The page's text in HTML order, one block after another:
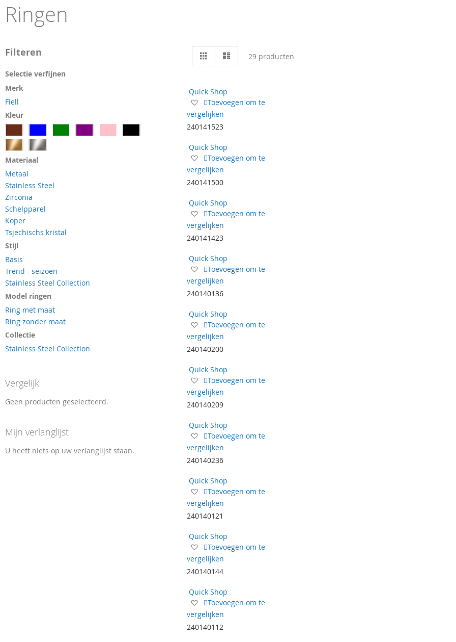
Ringen
Tonen
als
Foto-
tabel 29 producten
Quick Shop
Voeg
toe
aan
verlanglijst
Toevoegen om te
vergelijken
240141523
Quick Shop
Voeg
toe
aan
verlanglijst
Toevoegen om te
vergelijken
240141500
Quick Shop
Voeg
toe
aan
verlanglijst
Toevoegen om te
vergelijken
240141423
Quick Shop
Voeg
toe
aan
verlanglijst
Toevoegen om te
vergelijken
240140136
Quick Shop
Voeg
toe
aan
verlanglijst
Toevoegen om te
vergelijken
240140200
Quick Shop
Voeg
toe
aan
verlanglijst
Toevoegen om te
vergelijken
240140209
Quick Shop
Voeg
toe
aan
verlanglijst
Toevoegen om te
vergelijken
240140236
Quick Shop
Voeg
toe
aan
verlanglijst
Toevoegen om te
vergelijken
240140121
Quick Shop
Voeg
toe
aan
verlanglijst
Toevoegen om te
vergelijken
240140144
Quick Shop
Voeg
toe
aan
verlanglijst
Toevoegen om te
vergelijken
240140112
Filteren
Selectie verfijnen
Merk
Fiell
Kleur
Materiaal
Metaal
Stainless Steel
Zirconia
Schelpparel
Koper
Tsjechischs kristal
Stijl
Basis
Trend - seizoen
Stainless Steel Collection
Model ringen
Ring met maat
Ring zonder maat
Collectie
Stainless Steel Collection
Vergelijk
Geen producten geselecteerd.
Mijn verlanglijst
U heeft niets op uw verlanglijst staan.